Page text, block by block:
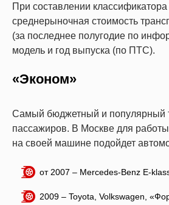
При составлении классификатора
среднерыночная стоимость
(за последнее полугодие по
модель и год выпуска (по ПТС).
«Эконом»
Самый бюджетный и популярный
пассажиров. В Москве для
на своей машине подойдет
от 2007 – Mercedes-Benz E-
2009 – Toyota, Volkswagen,